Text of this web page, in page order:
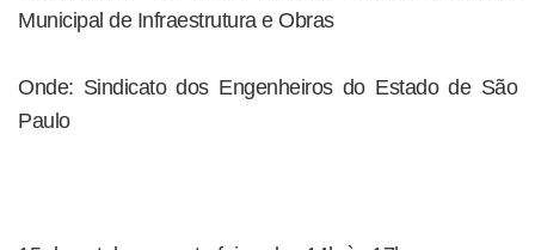
Municipal de Infraestrutura e Obras
Onde: Sindicato dos Engenheiros do Estado de São
Paulo